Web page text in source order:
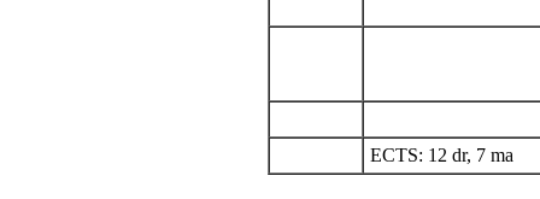
ECTS: 12 dr, 7 ma